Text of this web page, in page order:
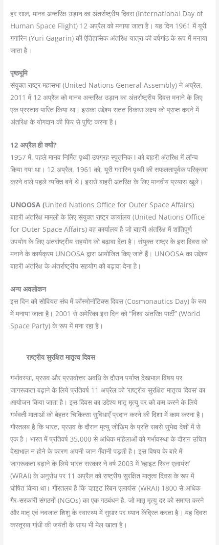
हर साल, मानव अन्तरिक्ष उड़ान का अंतर्राष्ट्रीय दिवस (International Day of
Human Space Flight) 12 अप्रैल को मनाया जाता है। यह दिन 1961 में यूरी
गगारिन (Yuri Gagarin) की ऐतिहासिक अंतरिक्ष यात्रा की वर्षगांठ के रूप में मनाया
जाता है।
पृष्ठभूमि
संयुक्त राष्ट्र महासभा (United Nations General Assembly) ने अप्रैल,
2011 में 12 अप्रैल को मानव अन्तरिक्ष उड़ान का अंतर्राष्ट्रीय दिवस मनाने के लिए
एक प्रस्ताव पारित किया था। इसका उद्देश्य सतत विकास लक्ष्य को प्राप्त करने में
अंतरिक्ष के योगदान की फिर से पुष्टि करना है।
12अप्रैल ही क्यों?
1957 में, पहले मानव निर्मित पृथ्वी उपग्रह स्पुतनिक I को बाहरी अंतरिक्ष में लॉन्च
किया गया था। 12 अप्रैल, 1961 को, यूरी गगारिन पृथ्वी की सफलतापूर्वक परिक्रमा
करने वाले पहले व्यक्ति बने थे। इससे बाहरी अंतरिक्ष के लिए मानवीय प्रयास खुले।
UNOOSA (United Nations Office for Outer Space Affairs)
बाहरी अंतरिक्ष मामलों के लिए संयुक्त राष्ट्र कार्यालय (United Nations Office
for Outer Space Affairs) वह कार्यालय है जो बाहरी अंतरिक्ष में शांतिपूर्ण
उपयोग के लिए अंतर्राष्ट्रीय सहयोग को बढ़ावा देता है। संयुक्त राष्ट्र के इस दिवस को
मनाने के कार्यक्रम UNOOSA द्वारा आयोजित किए जाते हैं। UNOOSA का उद्देश्य
बाहरी अंतरिक्ष के अंतर्राष्ट्रीय सहयोग को बढ़ावा देना है।
अन्य अवलोकन
इस दिन को सोवियत संघ में कॉस्मोनॉटिक्स दिवस (Cosmonautics Day) के रूप
में मनाया जाता है। 2001 से अमेरिका इस दिन को “विश्व अंतरिक्ष पार्टी” (World
Space Party) के रूप में मना रहा है।
राष्ट्रीय सुरक्षित मातृत्व दिवस
गर्भावस्था, प्रसव और प्रसवोत्तर अवधि के दौरान पर्याप्त देखभाल विषय पर
जागरूकता बढ़ाने के लिये प्रतिवर्ष 11 अप्रैल को ‘राष्ट्रीय सुरक्षित मातृत्व दिवस’ का
आयोजन किया जाता है। इस दिवस का उद्देश्य मातृ मृत्यु दर को कम करने के लिये
गर्भवती माताओं को बेहतर चिकित्सा सुविधाएँ प्रदान करने की दिशा में काम करना है।
गौरतलब है कि भारत, प्रसव के दौरान मृत्यु जोखिम के प्रति सबसे सुभेद्य देशों में से
एक है। भारत में प्रतिवर्ष 35,000 से अधिक महिलाओं को गर्भावस्था के दौरान उचित
देखभाल न होने के कारण अपनी जान गँवानी पड़ती है। इस विषय के बारे में
जागरूकता बढ़ाने के लिये भारत सरकार ने वर्ष 2003 में ‘व्हाइट रिबन एलायंस’
(WRAI) के अनुरोध पर 11 अप्रैल को राष्ट्रीय सुरक्षित मातृत्व दिवस के रूप में
घोषित किया था। गौरतलब है कि ‘व्हाइट रिबन एलायंस’ (WRAI) 1800 से अधिक
गैर-सरकारी संगठनों (NGOs) का एक गठबंधन है, जो मातृ मृत्यु दर को समाप्त करने
और मातृ एवं नवजात शिशु के स्वास्थ्य में सुधार पर ध्यान केंद्रित करता है। यह दिवस
कस्तूरबा गांधी की जयंती के साथ भी मेल खाता है।